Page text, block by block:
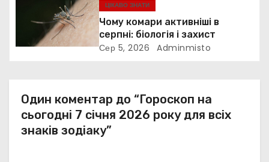
і
ЦІКАВО ЗНАТИ
Чому комари активніші в
серпні: біологія і захист
Сер 5, 2026 Adminmisto
Один коментар до “Гороскоп на
сьогодні 7 січня 2026 року для всіх
знаків зодіаку”